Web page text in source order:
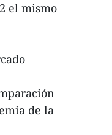
el mismo
de la